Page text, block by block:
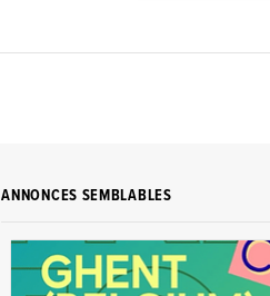
ANNONCES SEMBLABLES